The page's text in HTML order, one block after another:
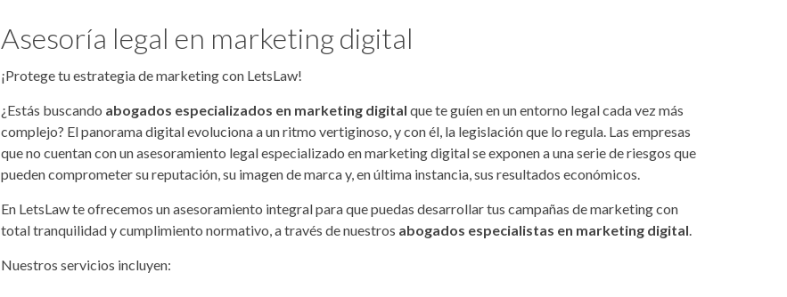
Asesoría legal en marketing digital
¡Protege tu estrategia de marketing con LetsLaw!
¿Estás buscando abogados especializados en marketing digital que te guíen en un entorno legal cada vez más
complejo? El panorama digital evoluciona a un ritmo vertiginoso, y con él, la legislación que lo regula. Las empresas
que no cuentan con un asesoramiento legal especializado en marketing digital se exponen a una serie de riesgos que
pueden comprometer su reputación, su imagen de marca y, en última instancia, sus resultados económicos.
En LetsLaw te ofrecemos un asesoramiento integral para que puedas desarrollar tus campañas de marketing con
total tranquilidad y cumplimiento normativo, a través de nuestros abogados especialistas en marketing digital.
Nuestros servicios incluyen: